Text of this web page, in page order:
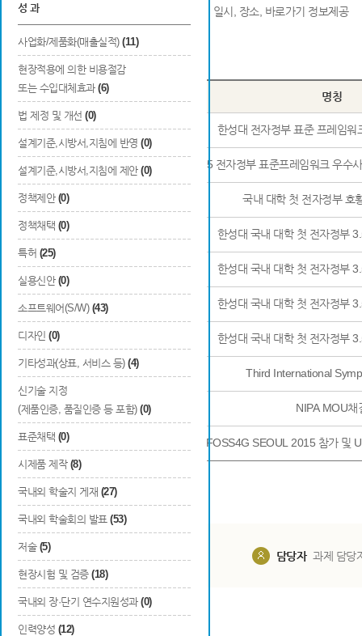
성 과
사업화/제품화(매출실적) (11)
현장적용에 의한 비용절감
또는 수입대체효과 (6)
법 제정 및 개선 (0)
설계기준,시방서,지침에 반영 (0)
설계기준,시방서,지침에 제안 (0)
정책제안 (0)
정책채택 (0)
특허 (25)
실용신안 (0)
소프트웨어(S/W) (43)
디자인 (0)
기타성과(상표, 서비스 등) (4)
신기술 지정
(제품인증, 품질인증 등 포함) (0)
표준채택 (0)
시제품 제작 (8)
국내외 학술지 게재 (27)
국내외 학술회의 발표 (53)
저술 (5)
현장시험 및 검증 (18)
국내외 장·단기 연수지원성과 (0)
인력양성 (12)
※ 연구개발 관련 홍보에 대한 번호, 구분, 명칭, 일시, 장소, 바로가기 정보제공
Total45건
번호 구분 명칭
1 언론보도 한성대 전자정부 표준 프레임워
2 기타 2015 전자정부 표준프레임워크 우수
3 국내 대학 첫 전자정부 호
4 한성대 국내 대학 첫 전자정부
5 언론보도 한성대 국내 대학 첫 전자정부
6 언론보도 한성대 국내 대학 첫 전자정부
7 한성대 국내 대학 첫 전자정부
Third International
9 기타 NIPA MOU채
10 FOSS4G SEOUL 2015 참가 및
담당부서 담당자 과제 담당